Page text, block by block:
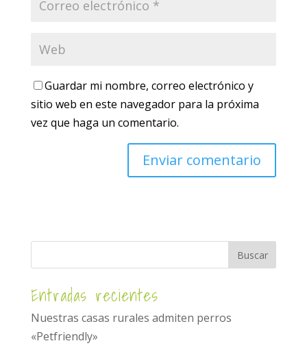
Guardar mi nombre, correo electrónico y
sitio web en este navegador para la próxima
vez que haga un comentario.
Entradas recientes
Nuestras casas rurales admiten perros
«Petfriendly»